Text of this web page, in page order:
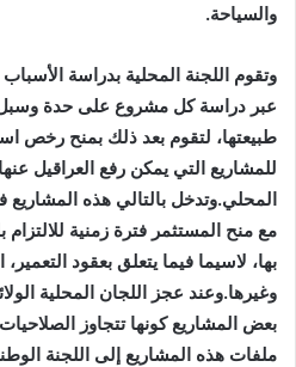
والسياحة.
وتقوم اللجنة المحلية بدراسة
عبر دراسة كل مشروع على حدة
طبيعتها، لتقوم بعد ذلك بمنح رخص
للمشاريع التي يمكن رفع العراقيل
المحلي.وتدخل بالتالي هذه المشاريع
مع منح المستثمر فترة زمنية للالتزام
بها، لاسيما فيما يتعلق بعقود
وغيرها.وعند عجز اللجان المحلية
بعض المشاريع كونها تتجاوز
ملفات هذه المشاريع إلى اللجنة